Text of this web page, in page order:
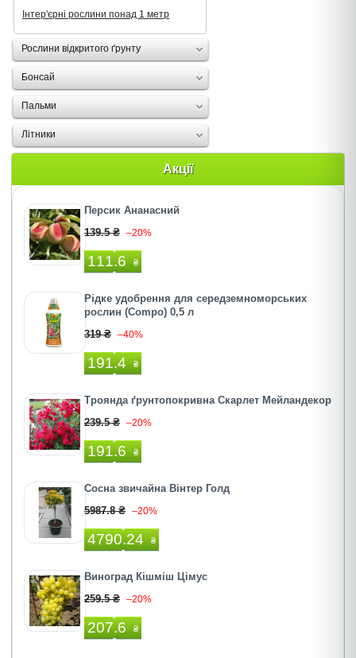
Інтер'єрні рослини понад 1 метр
Рослини відкритого ґрунту
Бонсай
Пальми
Літники
Акції
Персик Ананасний
139.5 ₴ –20%
111.6 ₴
Рідке удобрення для середземноморських
рослин (Compo) 0,5 л
319 ₴ –40%
191.4 ₴
Троянда ґрунтопокривна Скарлет Мейландекор
239.5 ₴ –20%
191.6 ₴
Сосна звичайна Вінтер Голд
5987.8 ₴ –20%
4790.24 ₴
Виноград Кішміш Цімус
259.5 ₴ –20%
207.6 ₴